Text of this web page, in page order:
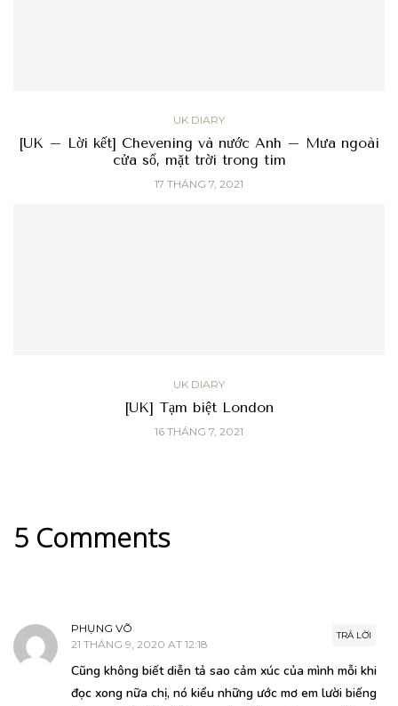
UK DIARY
[UK – Lời kết] Chevening và nước Anh – Mưa ngoài
cửa sổ, mặt trời trong tim
17 THÁNG 7, 2021
UK DIARY
[UK] Tạm biệt London
16 THÁNG 7, 2021
5 Comments
TRẢ LỜI
PHỤNG VÕ
21 THÁNG 9, 2020 AT 12:18
Cũng không biết diễn tả sao cảm xúc của mình mỗi khi
đọc xong nữa chị, nó kiểu những ước mơ em lười biếng